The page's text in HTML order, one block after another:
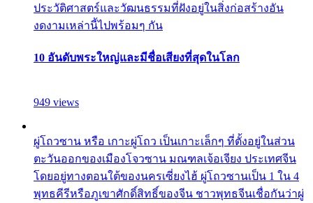
ประวัติศาสตร์และวัฒนธรรมที่ฝังอยู่ในสิ่งก่อสร้างอัน
งดงามเหล่านี้ไปพร้อมๆ กัน
10 อันดับพระใหญ่และมีชื่อเสียงที่สุดในโลก
949 views
ผู่โถวซาน หรือ เกาะผู่โถว เป็นเกาะเล็กๆ ที่ตั้งอยู่ในส่วน
ตะวันออกของเมืองโจวซาน มณฑลเจ้อเจียง ประเทศจีน
โดยอยู่ทางตอนใต้ของนครเซี่ยงไฮ้ ผู่โถวซานเป็น 1 ใน 4
พุทธคีรีหรือภูเขาศักดิ์สิทธิ์ของจีน ชาวพุทธจีนเชื่อกันว่าผู่